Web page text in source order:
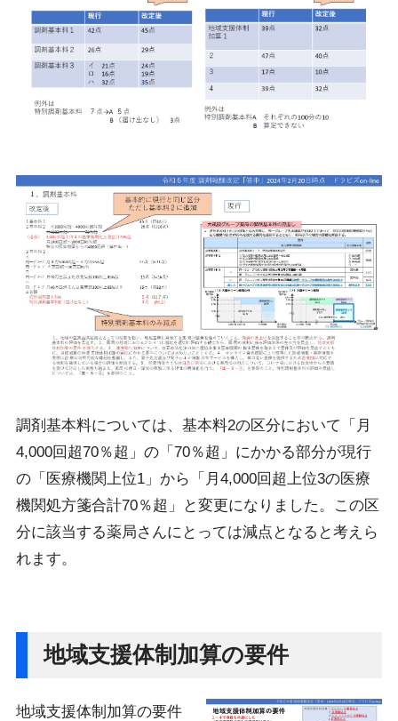
調剤基本料については、基本料2の区分において「月
4,000回超70％超」の「70％超」にかかる部分が現行
の「医療機関上位1」から「月4,000回超上位3の医療
機関処方箋合計70％超」と変更になりました。この区
分に該当する薬局さんにとっては減点となると考えら
れます。
地域支援体制加算の要件
地域支援体制加算の要件